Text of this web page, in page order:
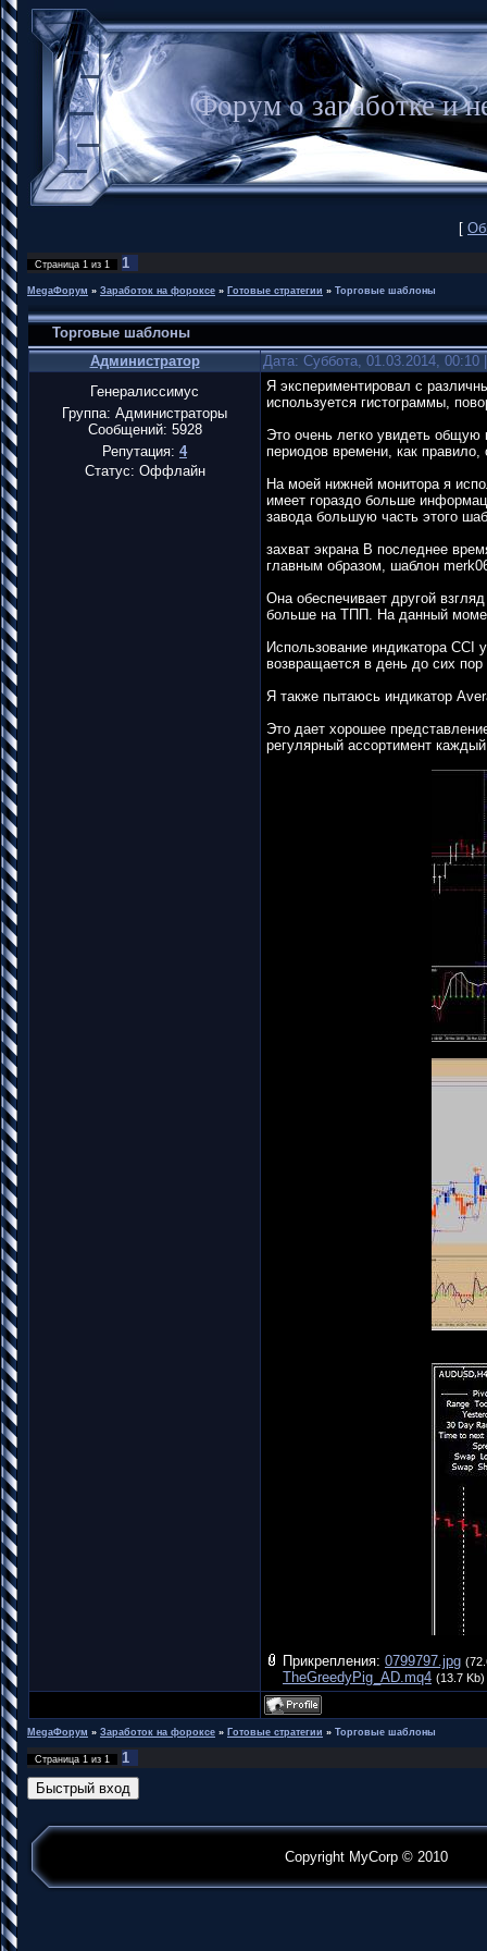
Форум о заработке
[
Страница 1 из 1 1
MegaФорум » Заработок на фороксе » Готовые стратегии » Торговые шаблоны
Торговые шаблоны
Администратор
Дата: Суббота, 01.03.2014,
Генералиссимус
Группа: Администраторы
Сообщений: 5928
Репутация: 4
Статус: Оффлайн
Я экспериментировал с
используется гистограммы,
Это очень легко увидеть общую
периодов времени, как правило,
На моей нижней монитора я
имеет гораздо больше
завода большую часть этого
захват экрана В последнее
главным образом, шаблон
Она обеспечивает другой
больше на ТПП. На данный
Использование индикатора
возвращается в день до сих
Я также пытаюсь индикатор
Это дает хорошее
регулярный ассортимент
Прикрепления: 0799797.jpg
TheGreedyPig_AD.mq4 (13.7 Kb)
MegaФорум » Заработок на фороксе » Готовые стратегии » Торговые шаблоны
Страница 1 из 1 1
Copyright MyCorp © 2010